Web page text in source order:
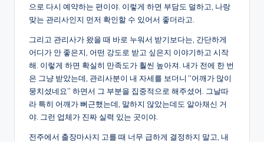
으로 다시 예약하는 편이야. 이렇게 하면 부담도 덜하고, 나랑
맞는 관리사인지 먼저 확인할 수 있어서 좋더라고.
그리고 관리사가 왔을 때 바로 누워서 받기보다는, 간단하게
어디가 안 좋은지, 어떤 강도로 받고 싶은지 이야기하고 시작
해. 이렇게 하면 확실히 만족도가 훨씬 높아져. 내가 전에 한 번
은 그냥 받았는데, 관리사분이 내 자세를 보더니 “어깨가 많이
뭉치셨네요” 하면서 그 부분을 집중적으로 해주셨어. 그날따
라 특히 어깨가 뻐근했는데, 말하지 않았는데도 알아채신 거
야. 그런 업체가 진짜 실력 있는 곳이야.
전주에서 출장마사지 고를 때 너무 급하게 결정하지 말고, 내